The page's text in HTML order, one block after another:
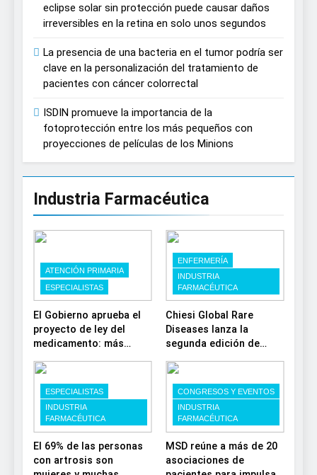
eclipse solar sin protección puede causar daños
irreversibles en la retina en solo unos segundos
La presencia de una bacteria en el tumor podría ser
clave en la personalización del tratamiento de
pacientes con cáncer colorrectal
ISDIN promueve la importancia de la
fotoprotección entre los más pequeños con
proyecciones de películas de los Minions
Industria Farmacéutica
ATENCIÓN PRIMARIA
ESPECIALISTAS
El Gobierno aprueba el
proyecto de ley del
medicamento: más
autonomía estratégica y
modernización para el
SNS
ENFERMERÍA
INDUSTRIA
FARMACÉUTICA
Chiesi Global Rare
Diseases lanza la
segunda edición de
impulsar la
investigación en
enfermedades de
depósito lisosomal
ESPECIALISTAS
INDUSTRIA
FARMACÉUTICA
El 69% de las personas
con artrosis son
CONGRESOS Y EVENTOS
INDUSTRIA
FARMACÉUTICA
MSD reúne a más de 20
asociaciones de